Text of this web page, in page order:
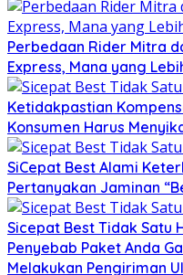
Perbedaan Rider Mitra
Express, Mana yang
Ketidakpastian
Konsumen Harus
SiCepat Best Alami
Pertanyakan Jaminan
Sicepat Best Tidak Satu
Penyebab Paket Anda
Melakukan Pengiriman